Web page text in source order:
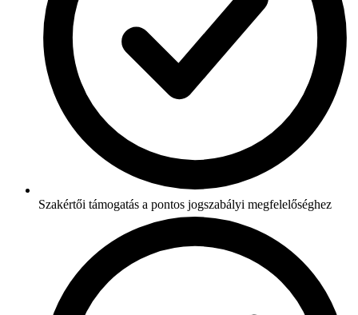
Szakértői támogatás a pontos jogszabályi megfelelőséghez